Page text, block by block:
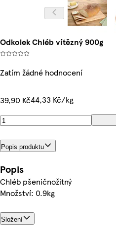
Odkolek Chléb vítězný 900g
Zatím žádné hodnocení
39,90 Kč44,33 Kč/kg
Popis produktu
Popis
Chléb pšeničnožitný
Množství: 0.9kg
Složení